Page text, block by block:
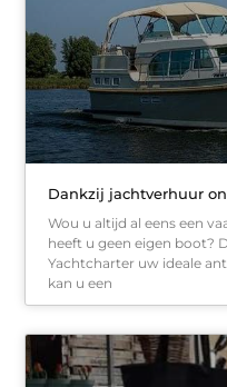
Dankzij jachtverhuur
Wou u altijd al eens een
heeft u geen eigen boot?
Yachtcharter uw ideale
kan u een